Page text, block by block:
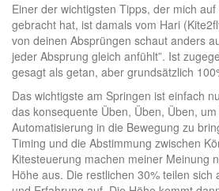
Einer der wichtigsten Tipps, der mich
gebracht hat, ist damals vom Hari
von deinen Absprüngen schaut anders
jeder Absprung gleich anfühlt”. Ist
gesagt als getan, aber grundsätzlich
Das wichtigste am Springen ist einfach
das konsequente Üben, Üben, Üben,
Automatisierung in die Bewegung zu
Timing und die Abstimmung zwischen
Kitesteuerung machen meiner Meinung
Höhe aus. Die restlichen 30% teilen sich